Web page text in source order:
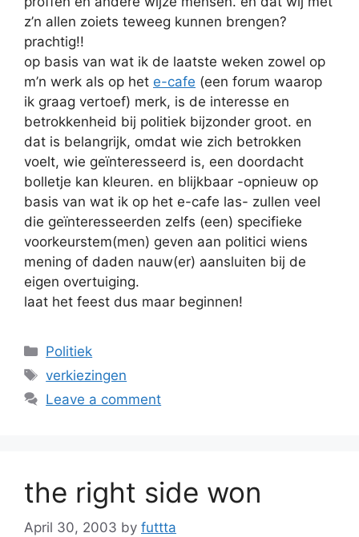
z’n allen zoiets teweeg kunnen brengen?
prachtig!!
op basis van wat ik de laatste weken zowel op
m’n werk als op het e-cafe (een forum waarop
ik graag vertoef) merk, is de interesse en
betrokkenheid bij politiek bijzonder groot. en
dat is belangrijk, omdat wie zich betrokken
voelt, wie geïnteresseerd is, een doordacht
bolletje kan kleuren. en blijkbaar -opnieuw op
basis van wat ik op het e-cafe las- zullen veel
die geïnteresseerden zelfs (een) specifieke
voorkeurstem(men) geven aan politici wiens
mening of daden nauw(er) aansluiten bij de
eigen overtuiging.
laat het feest dus maar beginnen!
Categories
Politiek
Tags
verkiezingen
Leave a comment
the right side won
April 30, 2003 by futtta